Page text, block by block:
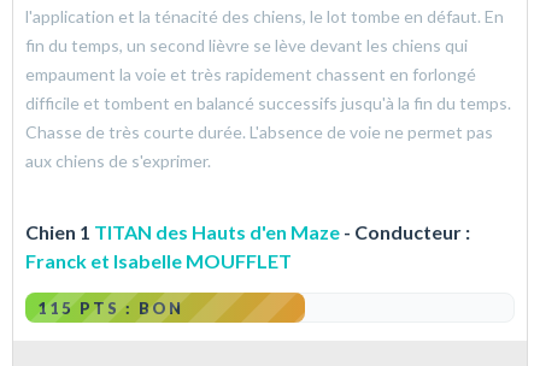
l'application et la ténacité des chiens, le lot tombe en défaut. En
fin du temps, un second lièvre se lève devant les chiens qui
empaument la voie et très rapidement chassent en forlongé
difficile et tombent en balancé successifs jusqu'à la fin du temps.
Chasse de très courte durée. L'absence de voie ne permet pas
aux chiens de s'exprimer.
Chien 1 TITAN des Hauts d'en Maze - Conducteur :
Franck et Isabelle MOUFFLET
115 PTS : BON